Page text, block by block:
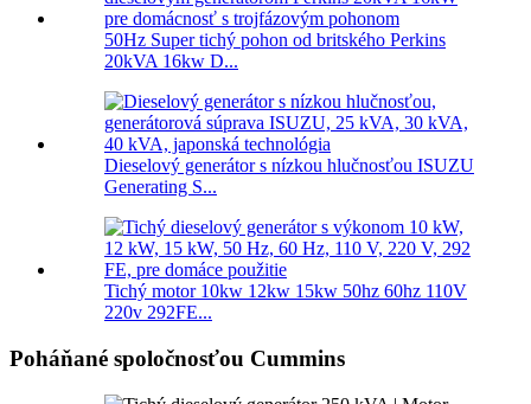
50Hz Super tichý pohon od britského Perkins
20kVA 16kw D...
Dieselový generátor s nízkou hlučnosťou ISUZU
Generating S...
Tichý motor 10kw 12kw 15kw 50hz 60hz 110V
220v 292FE...
Poháňané spoločnosťou Cummins